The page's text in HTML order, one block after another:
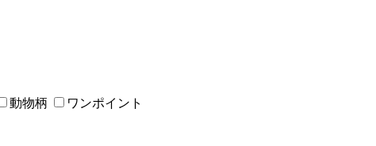
動物柄 ワンポイント